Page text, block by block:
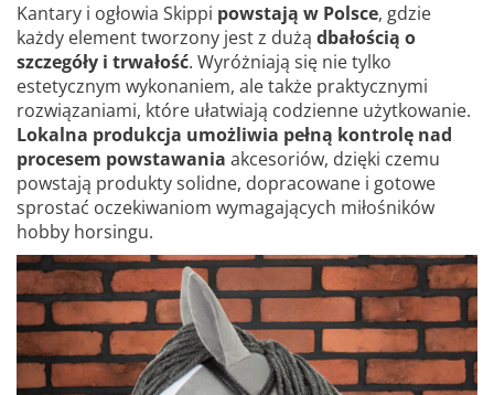
Kantary i ogłowia Skippi powstają w Polsce, gdzie
każdy element tworzony jest z dużą dbałością o
szczegóły i trwałość. Wyróżniają się nie tylko
estetycznym wykonaniem, ale także praktycznymi
rozwiązaniami, które ułatwiają codzienne użytkowanie.
Lokalna produkcja umożliwia pełną kontrolę nad
procesem powstawania akcesoriów, dzięki czemu
powstają produkty solidne, dopracowane i gotowe
sprostać oczekiwaniom wymagających miłośników
hobby horsingu.